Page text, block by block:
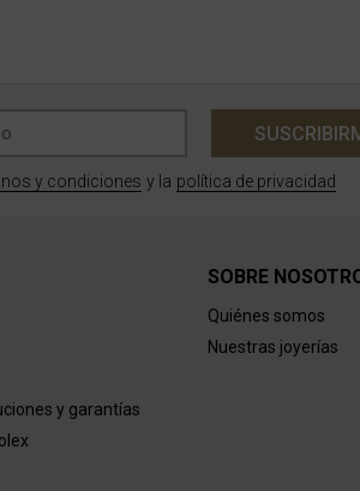
y condiciones y la política de privacidad
y garantías
SOBRE
Quiénes somos
Nuestras joyerías